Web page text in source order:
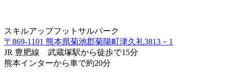
スキルアップフットサルパーク
〒869-1101 熊本県菊池郡菊陽町津久礼3813－1
JR 豊肥線 武蔵塚駅から徒歩で15分
熊本インターから車で約20分